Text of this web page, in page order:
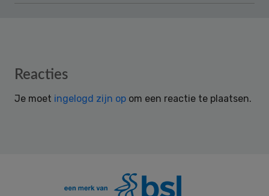
Reader
Reacties
Je moet ingelogd zijn op om een reactie te plaatsen.